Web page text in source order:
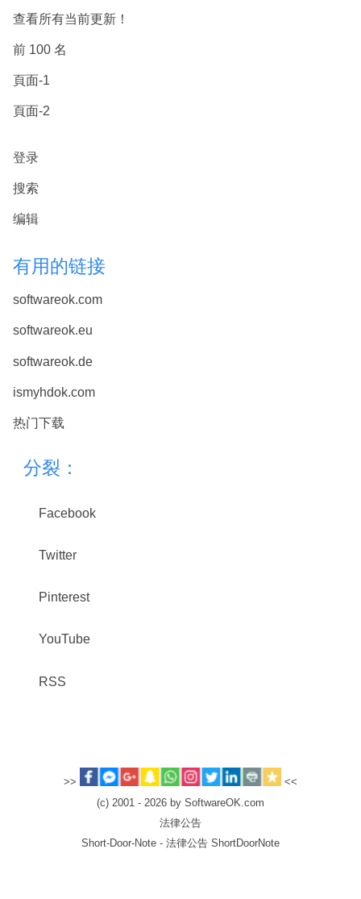
查看所有当前更新！
前 100 名
頁面-1
頁面-2
登录
搜索
编辑
有用的链接
softwareok.com
softwareok.eu
softwareok.de
ismyhdok.com
热门下载
分裂：
Facebook
Twitter
Pinterest
YouTube
RSS
>>
<<
(c) 2001 - 2026 by SoftwareOK.com
法律公告
Short-Door-Note - 法律公告 ShortDoorNote